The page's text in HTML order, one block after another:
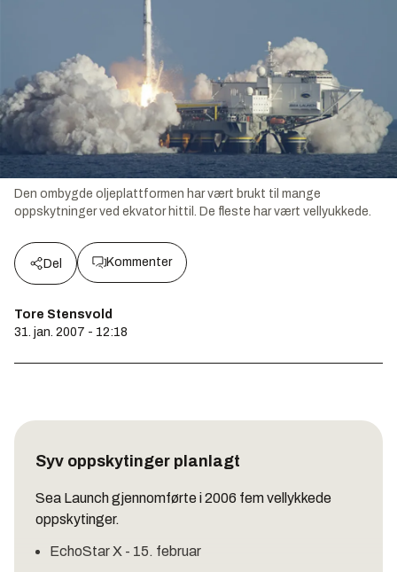
Den ombygde oljeplattformen har vært brukt til mange
oppskytninger ved ekvator hittil. De fleste har vært vellyukkede.
Del Kommenter
Tore Stensvold
31. jan. 2007 - 12:18
Syv oppskytinger planlagt
Sea Launch gjennomførte i 2006 fem vellykkede
oppskytinger.
EchoStar X - 15. februar